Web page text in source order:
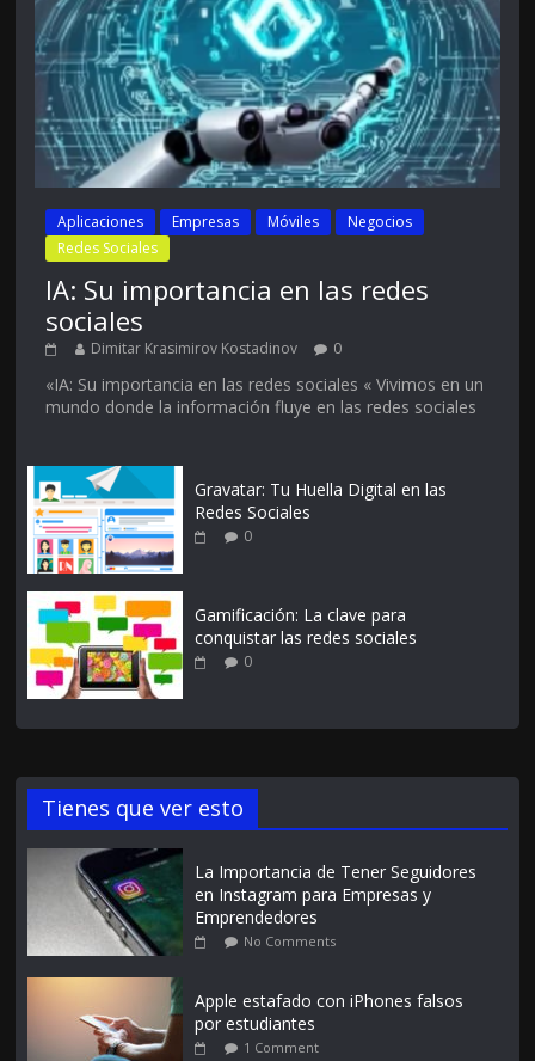
Aplicaciones Empresas Móviles
Negocios
Redes Sociales
IA: Su importancia en las redes
sociales
Dimitar Krasimirov Kostadinov 0
«IA: Su importancia en las redes sociales « Vivimos en un
mundo donde la información fluye en las redes sociales
Gravatar: Tu Huella Digital en las
Redes Sociales
0
Gamificación: La clave para
conquistar las redes sociales
0
Tienes que ver esto
La Importancia de Tener Seguidores
en Instagram para Empresas y
Emprendedores
No Comments
Apple estafado con iPhones falsos
por estudiantes
1 Comment